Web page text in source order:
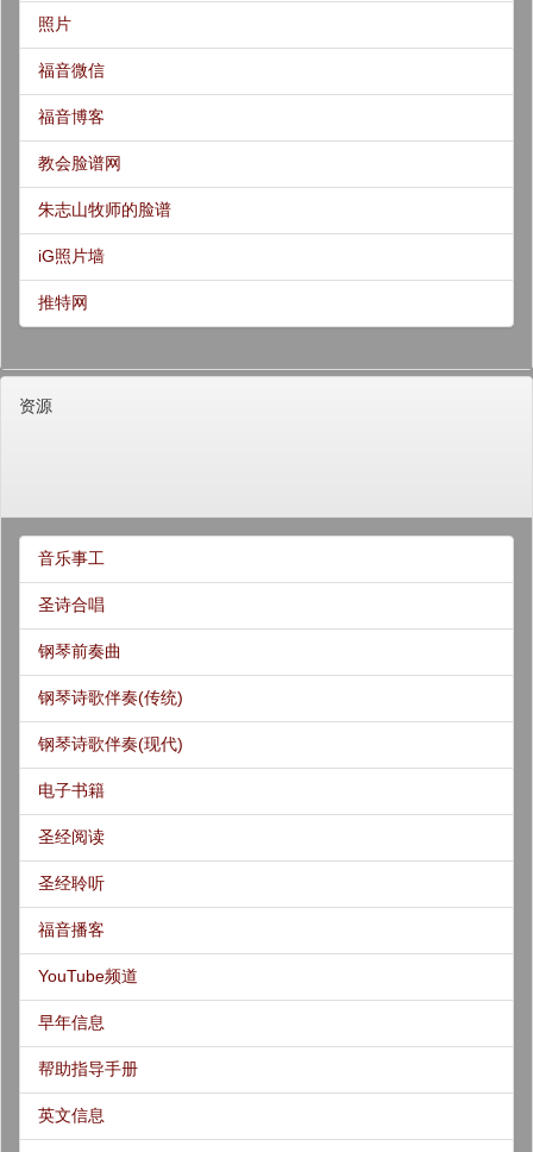
照片
福音微信
福音博客
教会脸谱网
朱志山牧师的脸谱
iG照片墙
推特网
资源
音乐事工
圣诗合唱
钢琴前奏曲
钢琴诗歌伴奏(传统)
钢琴诗歌伴奏(现代)
电子书籍
圣经阅读
圣经聆听
福音播客
YouTube频道
早年信息
帮助指导手册
英文信息